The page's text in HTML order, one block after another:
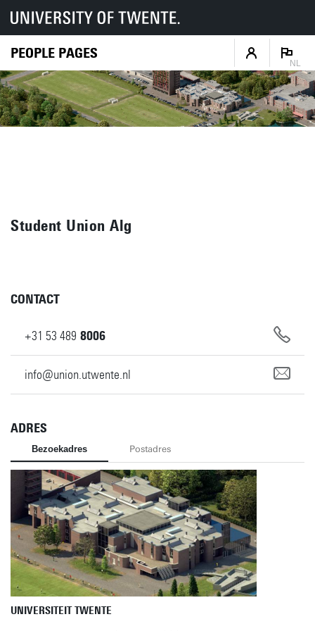
PEOPLE PAGES
NL
Student Union Alg
CONTACT
+31 53 489 8006
info@union.utwente.nl
ADRES
Bezoekadres Postadres
UNIVERSITEIT TWENTE